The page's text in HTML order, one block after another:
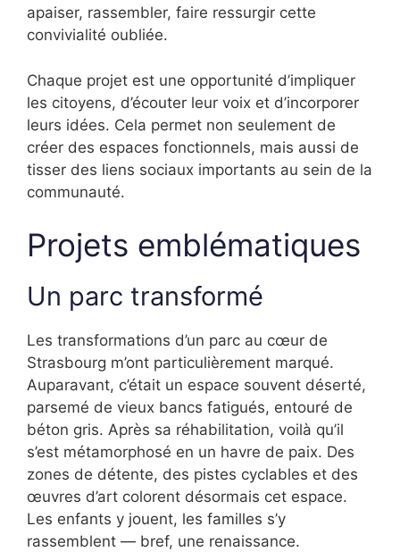
apaiser, rassembler, faire ressurgir cette
convivialité oubliée.
Chaque projet est une opportunité d’impliquer
les citoyens, d’écouter leur voix et d’incorporer
leurs idées. Cela permet non seulement de
créer des espaces fonctionnels, mais aussi de
tisser des liens sociaux importants au sein de la
communauté.
Projets emblématiques
Un parc transformé
Les transformations d’un parc au cœur de
Strasbourg m’ont particulièrement marqué.
Auparavant, c’était un espace souvent déserté,
parsemé de vieux bancs fatigués, entouré de
béton gris. Après sa réhabilitation, voilà qu’il
s’est métamorphosé en un havre de paix. Des
zones de détente, des pistes cyclables et des
œuvres d’art colorent désormais cet espace.
Les enfants y jouent, les familles s’y
rassemblent — bref, une renaissance.